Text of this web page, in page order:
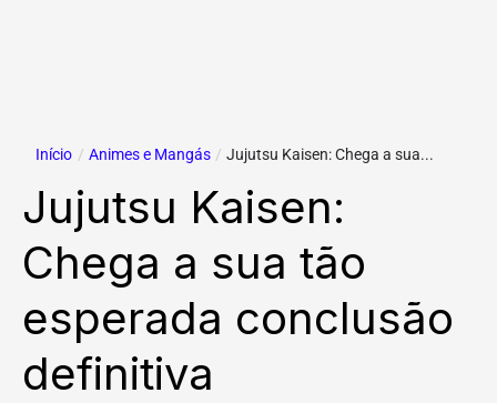
Início / Animes e Mangás / Jujutsu Kaisen: Chega a sua...
Jujutsu Kaisen:
Chega a sua tão
esperada conclusão
definitiva